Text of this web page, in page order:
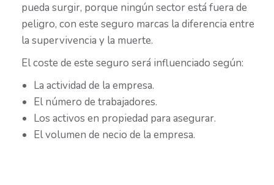
pueda surgir, porque ningún sector está fuera de
peligro, con este seguro marcas la diferencia entre
la supervivencia y la muerte.
El coste de este seguro será influenciado según:
La actividad de la empresa.
El número de trabajadores.
Los activos en propiedad para asegurar.
El volumen de necio de la empresa.